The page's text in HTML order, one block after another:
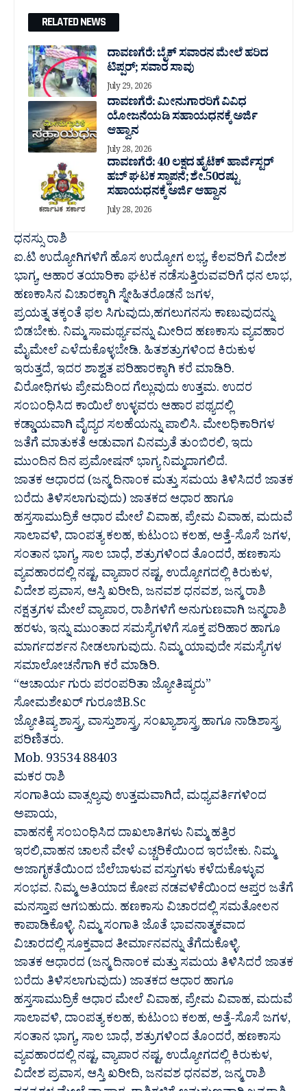
RELATED NEWS
ದಾವಣಗೆರೆ: ಬೈಕ್ ಸವಾರನ ಮೇಲೆ ಹರಿದ
ಟಿಪ್ಪರ್; ಸವಾರ ಸಾವು
July 29, 2026
ದಾವಣಗೆರೆ: ಮೀನುಗಾರರಿಗೆ ವಿವಿಧ
ಯೋಜನೆಯಡಿ ಸಹಾಯಧನಕ್ಕೆ ಅರ್ಜಿ
ಆಹ್ವಾನ
July 28, 2026
ದಾವಣಗೆರೆ: 40 ಲಕ್ಷದ ಹೈಟೆಕ್ ಹಾರ್ವೆಸ್ಟರ್
ಹಬ್ ಘಟಕ ಸ್ಥಾಪನೆ; ಶೇ.50ರಷ್ಟು
ಸಹಾಯಧನಕ್ಕೆ ಅರ್ಜಿ ಆಹ್ವಾನ
July 28, 2026
ಧನಸ್ಸು ರಾಶಿ
ಐ.ಟಿ ಉದ್ಯೋಗಿಗಳಿಗೆ ಹೊಸ ಉದ್ಯೋಗ ಲಭ್ಯ, ಕೆಲವರಿಗೆ ವಿದೇಶ
ಭಾಗ್ಯ, ಆಹಾರ ತಯಾರಿಕಾ ಘಟಕ ನಡೆಸುತ್ತಿರುವವರಿಗೆ ಧನ ಲಾಭ,
ಹಣಕಾಸಿನ ವಿಚಾರಕ್ಕಾಗಿ ಸ್ನೇಹಿತರೊಡನೆ ಜಗಳ,
ಪ್ರಯತ್ನ ತಕ್ಕಂತೆ ಫಲ ಸಿಗುವುದು,ಹಗಲುಗನಸು ಕಾಣುವುದನ್ನು
ಬಿಡಬೇಕು. ನಿಮ್ಮ ಸಾಮರ್ಥ್ಯವನ್ನು ಮೀರಿದ ಹಣಕಾಸು ವ್ಯವಹಾರ
ಮೈಮೇಲೆ ಎಳೆದುಕೊಳ್ಳಬೇಡಿ. ಹಿತಶತ್ರುಗಳಿಂದ ಕಿರುಕುಳ
ಇರುತ್ತದೆ, ಇದರ ಶಾಶ್ವತ ಪರಿಹಾರಕ್ಕಾಗಿ ಕರೆ ಮಾಡಿರಿ.
ವಿರೋಧಿಗಳು ಪ್ರೇಮದಿಂದ ಗೆಲ್ಲುವುದು ಉತ್ತಮ. ಉದರ
ಸಂಬಂಧಿಸಿದ ಕಾಯಿಲೆ ಉಳ್ಳವರು ಆಹಾರ ಪಥ್ಯದಲ್ಲಿ
ಕಡ್ಡಾಯವಾಗಿ ವೈದ್ಯರ ಸಲಹೆಯನ್ನು ಪಾಲಿಸಿ. ಮೇಲಧಿಕಾರಿಗಳ
ಜತೆಗೆ ಮಾತುಕತೆ ಆಡುವಾಗ ವಿನಮ್ರತೆ ತುಂಬಿರಲಿ, ಇದು
ಮುಂದಿನ ದಿನ ಪ್ರಮೋಷನ್ ಭಾಗ್ಯ ನಿಮ್ಮದಾಗಲಿದೆ.
ಜಾತಕ ಆಧಾರದ (ಜನ್ಮ ದಿನಾಂಕ ಮತ್ತು ಸಮಯ ತಿಳಿಸಿದರೆ ಜಾತಕ
ಬರೆದು ತಿಳಿಸಲಾಗುವುದು) ಜಾತಕದ ಆಧಾರ ಹಾಗೂ
ಹಸ್ತಸಾಮುದ್ರಿಕೆ ಆಧಾರ ಮೇಲೆ ವಿವಾಹ, ಪ್ರೇಮ ವಿವಾಹ, ಮದುವೆ
ಸಾಲಾವಳಿ, ದಾಂಪತ್ಯ ಕಲಹ, ಕುಟುಂಬ ಕಲಹ, ಅತ್ತೆ-ಸೊಸೆ ಜಗಳ,
ಸಂತಾನ ಭಾಗ್ಯ, ಸಾಲ ಬಾಧೆ, ಶತ್ರುಗಳಿಂದ ತೊಂದರೆ, ಹಣಕಾಸು
ವ್ಯವಹಾರದಲ್ಲಿ ನಷ್ಟ, ವ್ಯಾಪಾರ ನಷ್ಟ, ಉದ್ಯೋಗದಲ್ಲಿ ಕಿರುಕುಳ,
ವಿದೇಶ ಪ್ರವಾಸ, ಆಸ್ತಿ ಖರೀದಿ, ಜನವಶ ಧನವಶ, ಜನ್ಮ ರಾಶಿ
ನಕ್ಷತ್ರಗಳ ಮೇಲೆ ವ್ಯಾಪಾರ, ರಾಶಿಗಳಿಗೆ ಅನುಗುಣವಾಗಿ ಜನ್ಮರಾಶಿ
ಹರಳು, ಇನ್ನು ಮುಂತಾದ ಸಮಸ್ಯೆಗಳಿಗೆ ಸೂಕ್ತ ಪರಿಹಾರ ಹಾಗೂ
ಮಾರ್ಗದರ್ಶನ ನೀಡಲಾಗುವುದು. ನಿಮ್ಮ ಯಾವುದೇ ಸಮಸ್ಯೆಗಳ
ಸಮಾಲೋಚನೆಗಾಗಿ ಕರೆ ಮಾಡಿರಿ.
“ಆಚಾರ್ಯ ಗುರು ಪರಂಪರಿತಾ ಜ್ಯೋತಿಷ್ಯರು”
ಸೋಮಶೇಖರ್ ಗುರೂಜಿB.Sc
ಜ್ಯೋತಿಷ್ಯ ಶಾಸ್ತ್ರ, ವಾಸ್ತುಶಾಸ್ತ್ರ, ಸಂಖ್ಯಾಶಾಸ್ತ್ರ ಹಾಗೂ ನಾಡಿಶಾಸ್ತ್ರ
ಪರಿಣಿತರು.
Mob. 93534 88403
ಮಕರ ರಾಶಿ
ಸಂಗಾತಿಯ ವಾತ್ಸಲ್ಯವು ಉತ್ತಮವಾಗಿದೆ, ಮಧ್ಯವರ್ತಿಗಳಿಂದ
ಅಪಾಯ,
ವಾಹನಕ್ಕೆ ಸಂಬಂಧಿಸಿದ ದಾಖಲಾತಿಗಳು ನಿಮ್ಮ ಹತ್ತಿರ
ಇರಲಿ,ವಾಹನ ಚಾಲನೆ ವೇಳೆ ಎಚ್ಚರಿಕೆಯಿಂದ ಇರಬೇಕು. ನಿಮ್ಮ
ಅಜಾಗೃಕತೆಯಿಂದ ಬೆಲೆಬಾಳುವ ವಸ್ತುಗಳು ಕಳೆದುಕೊಳ್ಳುವ
ಸಂಭವ. ನಿಮ್ಮ ಅತಿಯಾದ ಕೋಪ ನಡವಳಿಕೆಯಿಂದ ಆಪ್ತರ ಜತೆಗೆ
ಮನಸ್ತಾಪ ಆಗಬಹುದು. ಹಣಕಾಸು ವಿಚಾರದಲ್ಲಿ ಸಮತೋಲನ
ಕಾಪಾಡಿಕೊಳ್ಳಿ. ನಿಮ್ಮ ಸಂಗಾತಿ ಜೊತೆ ಭಾವನಾತ್ಮಕವಾದ
ವಿಚಾರದಲ್ಲಿ ಸೂಕ್ತವಾದ ತೀರ್ಮಾನವನ್ನು ತೆಗೆದುಕೊಳ್ಳಿ.
ಜಾತಕ ಆಧಾರದ (ಜನ್ಮ ದಿನಾಂಕ ಮತ್ತು ಸಮಯ ತಿಳಿಸಿದರೆ ಜಾತಕ
ಬರೆದು ತಿಳಿಸಲಾಗುವುದು) ಜಾತಕದ ಆಧಾರ ಹಾಗೂ
ಹಸ್ತಸಾಮುದ್ರಿಕೆ ಆಧಾರ ಮೇಲೆ ವಿವಾಹ, ಪ್ರೇಮ ವಿವಾಹ, ಮದುವೆ
ಸಾಲಾವಳಿ, ದಾಂಪತ್ಯ ಕಲಹ, ಕುಟುಂಬ ಕಲಹ, ಅತ್ತೆ-ಸೊಸೆ ಜಗಳ,
ಸಂತಾನ ಭಾಗ್ಯ, ಸಾಲ ಬಾಧೆ, ಶತ್ರುಗಳಿಂದ ತೊಂದರೆ, ಹಣಕಾಸು
ವ್ಯವಹಾರದಲ್ಲಿ ನಷ್ಟ, ವ್ಯಾಪಾರ ನಷ್ಟ, ಉದ್ಯೋಗದಲ್ಲಿ ಕಿರುಕುಳ,
ವಿದೇಶ ಪ್ರವಾಸ, ಆಸ್ತಿ ಖರೀದಿ, ಜನವಶ ಧನವಶ, ಜನ್ಮ ರಾಶಿ